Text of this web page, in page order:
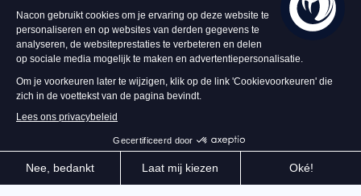
NL
©2026 – Nacon | NACON™ is een
geregistreerd handelsmerk. Alle rechten